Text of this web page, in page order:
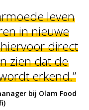
leven
in nieuwe
direct
zien dat de
erkend.”
bij Olam Food